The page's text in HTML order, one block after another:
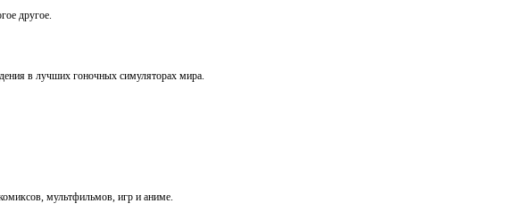
другое.
в лучших гоночных симуляторах мира.
мультфильмов, игр и аниме.